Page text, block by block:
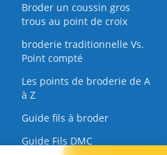
Broder un coussin gros
trous au point de croix
broderie traditionnelle Vs.
Point compté
Les points de broderie de A
à Z
Guide fils à broder
Guide Fils DMC